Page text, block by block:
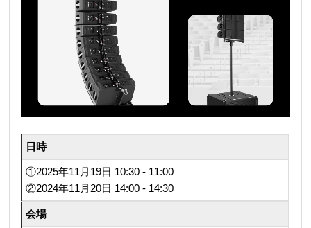
日時
①2025年11月19日 10:30 - 11:00
②2024年11月20日 14:00 - 14:30
会場